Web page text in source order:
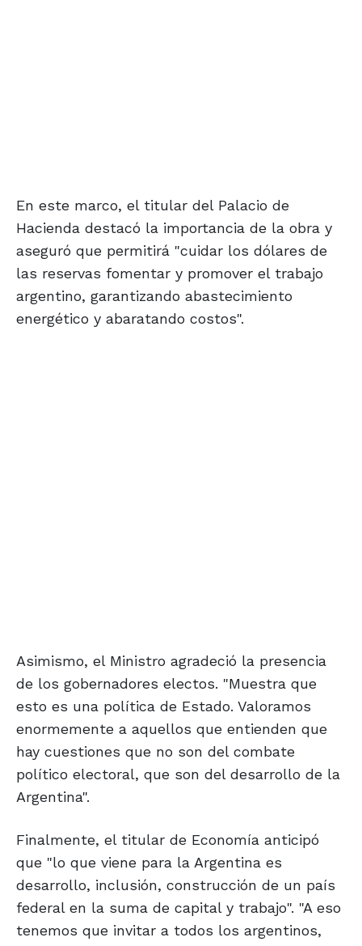
En este marco, el titular del Palacio de
Hacienda destacó la importancia de la obra y
aseguró que permitirá "cuidar los dólares de
las reservas fomentar y promover el trabajo
argentino, garantizando abastecimiento
energético y abaratando costos".
Asimismo, el Ministro agradeció la presencia
de los gobernadores electos. "Muestra que
esto es una política de Estado. Valoramos
enormemente a aquellos que entienden que
hay cuestiones que no son del combate
político electoral, que son del desarrollo de la
Argentina".
Finalmente, el titular de Economía anticipó
que "lo que viene para la Argentina es
desarrollo, inclusión, construcción de un país
federal en la suma de capital y trabajo". "A eso
tenemos que invitar a todos los argentinos,